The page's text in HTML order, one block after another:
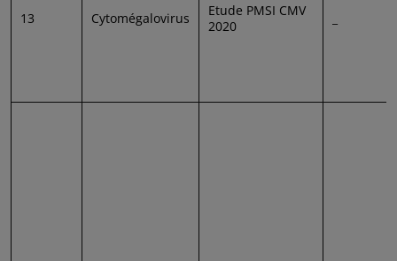
13 Cytomégalovirus
Etude PMSI CMV
2020